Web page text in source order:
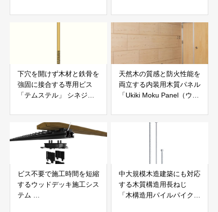
下穴を開けず木材と鉄骨を
強固に接合する専用ビス
「テムステル」 シネジッ
天然木の質感と防火性能を
両立する内装用木質パネル
「Ukiki Moku Panel（ウキ
社サンパテック
ビス不要で施工時間を短縮
するウッドデッキ施工シス
テム
中大規模木造建築にも対応
する木質構造用長ねじ
「木構造用パイルパイクビ